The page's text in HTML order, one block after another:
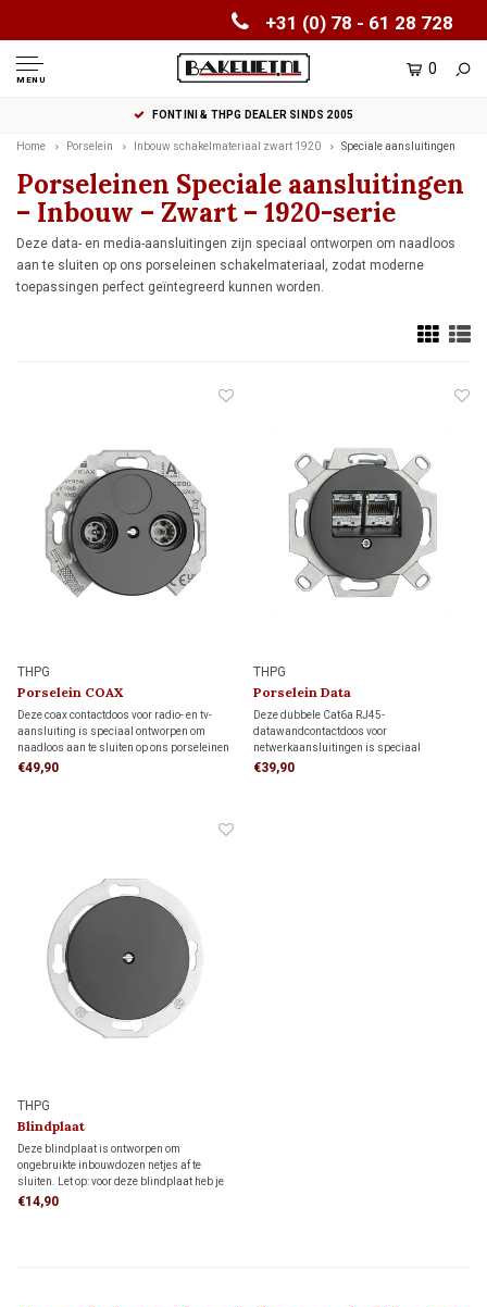
+31 (0) 78 - 61 28 728
MENU
0
FONTINI & THPG DEALER SINDS 2005
Home Porselein Inbouw schakelmateriaal zwart 1920 Speciale aansluitingen
Porseleinen Speciale aansluitingen
– Inbouw – Zwart – 1920-serie
Deze data- en media-aansluitingen zijn speciaal ontworpen om naadloos
aan te sluiten op ons porseleinen schakelmateriaal, zodat moderne
toepassingen perfect geïntegreerd kunnen worden.
THPG
Porselein COAX
wandcontactdoos – 1920
Deze coax contactdoos voor radio- en tv-
aansluiting is speciaal ontworpen om
naadloos aan te sluiten op ons porseleinen
schakelmateriaal, zodat moderne
€49,90
THPG
Porselein Data
wandcontactdoos – 1920
Deze dubbele Cat6a RJ45-
datawandcontactdoos voor
netwerkaansluitingen is speciaal
ontworpen om naadloos te passen bij ons
€39,90
THPG
Blindplaat
Deze blindplaat is ontworpen om
ongebruikte inbouwdozen netjes af te
sluiten. Let op: voor deze blindplaat heb je
een speciaal afdekraam nodig. Bekijk
€14,90